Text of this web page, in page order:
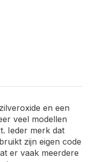
en een
veel modellen
Ieder merk dat
zijn eigen code
er vaak meerdere